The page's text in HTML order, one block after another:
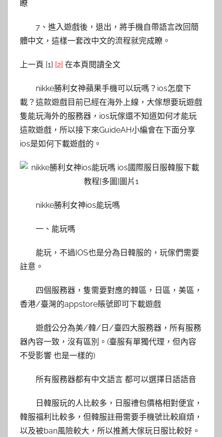
瞭
7、進入遊戲後，退出，將手機自帶語言改回簡
體中文，這樣一套改中文的流程就完成瞭。
上一頁 [1] [2] 在本頁閱讀全文
nikke勝利女神蘋果手機可以玩嗎？ios怎麼下
載？這款遊戲目前已經在海外上線，大傢想要玩遊戲
隻能玩海外的服務器，ios玩傢還不知道如何才能玩
這款遊戲，所以接下來GuideAH小編會在下面分享
ios是如何下載遊戲的。
nikke勝利女神ios能玩嗎
一、能玩嗎
能玩，不過IOS也是分為日韓服的，玩傢們需要
註意。
四個服務器，隻需要對應的韓區，日區，美區，
香港/臺灣的appstore賬號即可下載遊戲
遊戲公分為美/韓/日/臺四大服務器，所有服務
器內容一致，沒有區別。(臺服有單獨代理，但內容
不受影響 也是一樣的)
所有服務器都有中文語言 都可以選擇日語語音
日韓服玩的人比較多，日服禮包價格相對便宜，
韓服福利比較多，但韓服註冊需要手機號比較麻煩，
以及被ban風險較大，所以推薦大傢玩日服比較好。